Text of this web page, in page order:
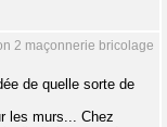
2 maçonnerie bricolage
de quelle sorte de
les murs... Chez